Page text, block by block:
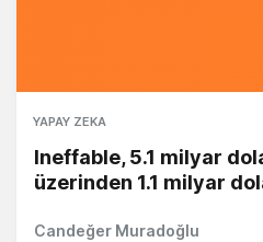
YAPAY ZEKA
Ineffable, 5.1 milyar
üzerinden 1.1 milyar
Candeğer Muradoğlu